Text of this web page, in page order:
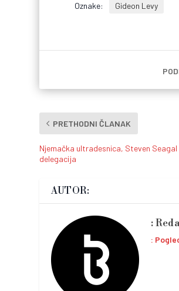
Oznake: Gideon Levy
PRETHODNI ČLANAK
Njemačka ultradesnica, Steven Seagal
delegacija
AUTOR: